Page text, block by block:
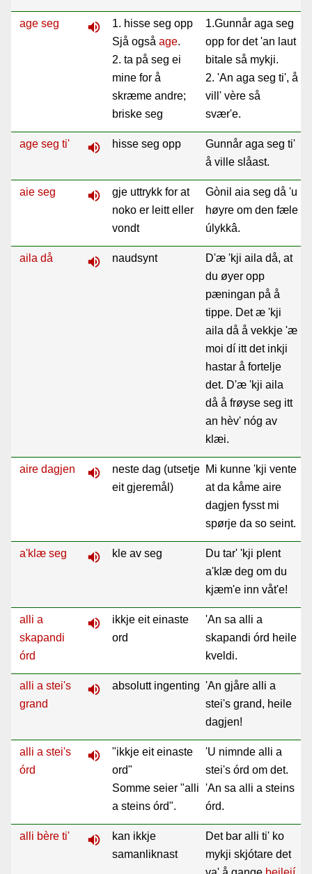
age seg volume_up
1. hisse seg opp
Sjå også age.
2. ta på seg ei
mine for å
skræme andre;
briske seg
1.Gunnår aga seg
opp for det 'an laut
bitale så mykji.
2. 'An aga seg ti', å
vill' vère så
svær'e.
age seg ti' volume_up hisse seg opp
Gunnår aga seg ti'
å ville slåast.
aie seg volume_up
gje uttrykk for at
noko er leitt eller
vondt
Gònil aia seg då 'u
høyre om den fæle
úlykkâ.
aila då volume_up naudsynt
D'æ 'kji aila då, at
du øyer opp
pæningan på å
tippe. Det æ 'kji
aila då å vekkje 'æ
moi dí itt det inkji
hastar å fortelje
det. D'æ 'kji aila
då å frøyse seg itt
an hèv' nóg av
klæi.
aire dagjen volume_up
neste dag (utsetje
eit gjeremål)
Mi kunne 'kji vente
at da kåme aire
dagjen fysst mi
spørje da so seint.
a'klæ seg volume_up kle av seg
Du tar' 'kji plent
a'klæ deg om du
kjæm'e inn våt'e!
alli a
skapandi
órd
volume_up
ikkje eit einaste
ord
'An sa alli a
skapandi órd heile
kveldi.
alli a stei's
grand
volume_up absolutt ingenting 'An gjåre alli a
stei's grand, heile
dagjen!
alli a stei's
órd
volume_up
"ikkje eit einaste
ord"
Somme seier "alli
a steins órd".
'U nimnde alli a
stei's órd om det.
'An sa alli a steins
órd.
alli bère ti' volume_up
kan ikkje
samanliknast
Det bar alli ti' ko
mykji skjótare det